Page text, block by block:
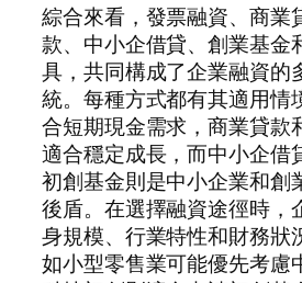
綜合來看，發票融資、商業
款、中小企借貸、創業基金
具，共同構成了企業融資的
統。每種方式都有其適用情
合短期現金需求，商業貸款
適合穩定成長，而中小企借
初創基金則是中小企業和創
後盾。在選擇融資途徑時，
身規模、行業特性和財務狀
如小型零售業可能優先考慮